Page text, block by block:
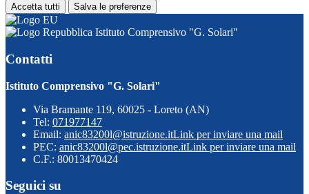
Accetta tutti Salva le preferenze
Istituto Comprensivo "G. Solari"
Contatti
Istituto Comprensivo "G. Solari"
Via Bramante 119, 60025 - Loreto (AN)
Tel: 071977147
Email: anic83200l@istruzione.itLink per inviare una mail
PEC: anic83200l@pec.istruzione.itLink per inviare una mail
C.F.: 80013470424
Seguici su